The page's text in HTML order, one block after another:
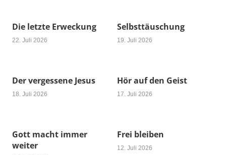
Die letzte Erweckung
22. Juli 2026
Selbsttäuschung
19. Juli 2026
Der vergessene Jesus
18. Juli 2026
Hör auf den Geist
17. Juli 2026
Gott macht immer
weiter
Frei bleiben
12. Juli 2026